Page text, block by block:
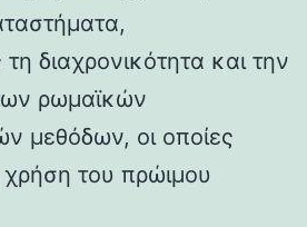
διαχρονικότητα και την
ρωμαϊκών
μεθόδων, οι οποίες
του πρώιμου